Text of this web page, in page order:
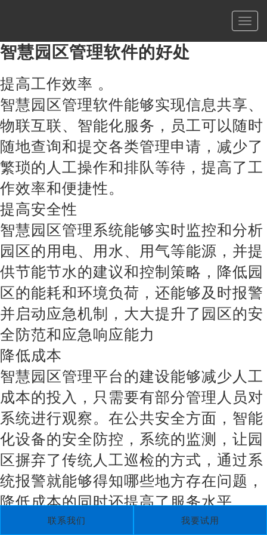
切
换
智慧园区管理软件的好处
提高工作效率 。
智慧园区管理软件能够实现信息共享、
物联互联、智能化服务，员工可以随时
随地查询和提交各类管理申请，减少了
繁琐的人工操作和排队等待，提高了工
作效率和便捷性。
提高安全性
智慧园区管理系统能够实时监控和分析
园区的用电、用水、用气等能源，并提
供节能节水的建议和控制策略，降低园
区的能耗和环境负荷，还能够及时报警
并启动应急机制，大大提升了园区的安
全防范和应急响应能力
降低成本
智慧园区管理平台的建设能够减少人工
成本的投入，只需要有部分管理人员对
系统进行观察。在公共安全方面，智能
化设备的安全防控，系统的监测，让园
区摒弃了传统人工巡检的方式，通过系
统报警就能够得知哪些地方存在问题，
降低成本的同时还提高了服务水平
提高体验感
联系我们 我要试用